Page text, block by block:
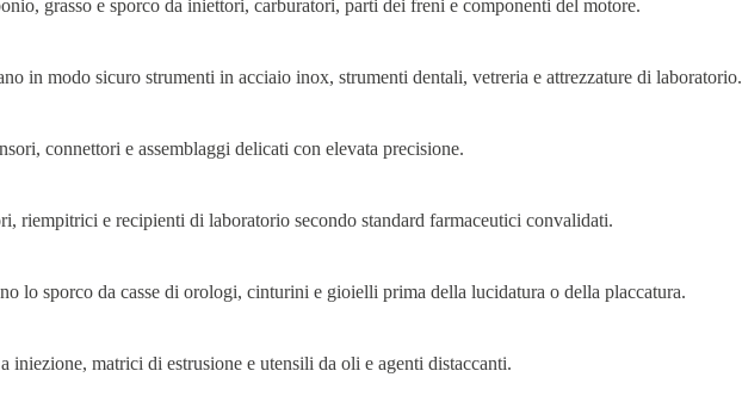
grasso e sporco da iniettori, carburatori, parti dei freni e componenti del motore.
in modo sicuro strumenti in acciaio inox, strumenti dentali, vetreria e attrezzature di laboratorio.
connettori e assemblaggi delicati con elevata precisione.
riempitrici e recipienti di laboratorio secondo standard farmaceutici convalidati.
lo sporco da casse di orologi, cinturini e gioielli prima della lucidatura o della placcatura.
matrici di estrusione e utensili da oli e agenti distaccanti.